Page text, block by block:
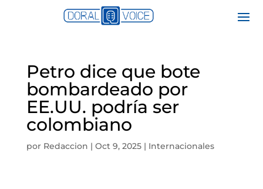
Petro dice que bote
bombardeado por
EE.UU. podría ser
colombiano
por Redaccion | Oct 9, 2025| Internacionales